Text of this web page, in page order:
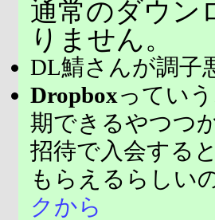
通常のダウン
りません。
DL鯖さんが調子
Dropboxってい
期できるやつつ
招待で入会する
もらえるらしい
クから